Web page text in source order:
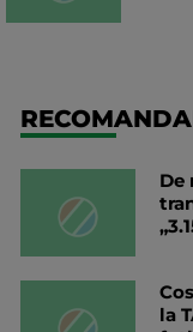
De
la